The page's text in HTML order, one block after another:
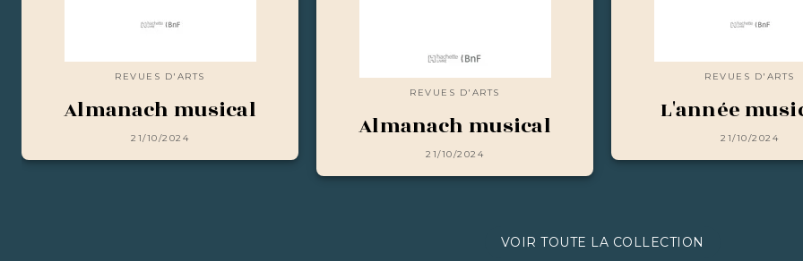
REVUES D'ARTS
Almanach musical
21/10/2024
REVUES D'ARTS
Almanach musical
21/10/2024
REVUES D'ARTS
L'année
21/10/2024
VOIR TOUTE LA COLLECTION